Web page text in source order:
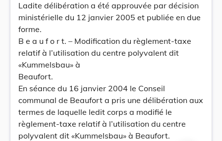
Ladite délibération a été approuvée par décision
ministérielle du 12 janvier 2005 et publiée en due
forme.
B e a u f o r t. – Modification du règlement-taxe
relatif à l’utilisation du centre polyvalent dit
«Kummelsbau» à
Beaufort.
En séance du 16 janvier 2004 le Conseil
communal de Beaufort a pris une délibération aux
termes de laquelle ledit corps a modifié le
règlement-taxe relatif à l’utilisation du centre
polyvalent dit «Kummelsbau» à Beaufort.